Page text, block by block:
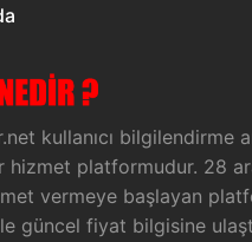
kullanıcı bilgilendirme
hizmet platformudur. 28
vermeye başlayan
güncel fiyat bilgisine